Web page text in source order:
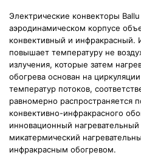
Электрические конвекторы
аэродинамическом корпусе
конвективный и инфракрасный.
повышает температуру не
излучения, которые затем
обогрева основан на
температур потоков,
равномерно
конвективно-инфракрасного
инновационный нагревательный
микатермический
инфракрасным обогревом.